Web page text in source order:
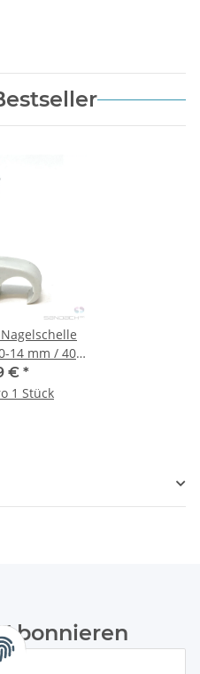
14 mm / 40
Stück
€ *
1 Stück